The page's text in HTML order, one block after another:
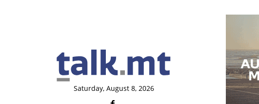
Saturday, August 8, 2026